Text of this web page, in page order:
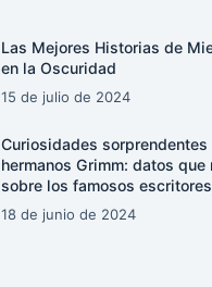
Las Mejores Historias de
en la Oscuridad
15 de julio de 2024
Curiosidades sorprendentes
hermanos Grimm: datos que
sobre los famosos
18 de junio de 2024